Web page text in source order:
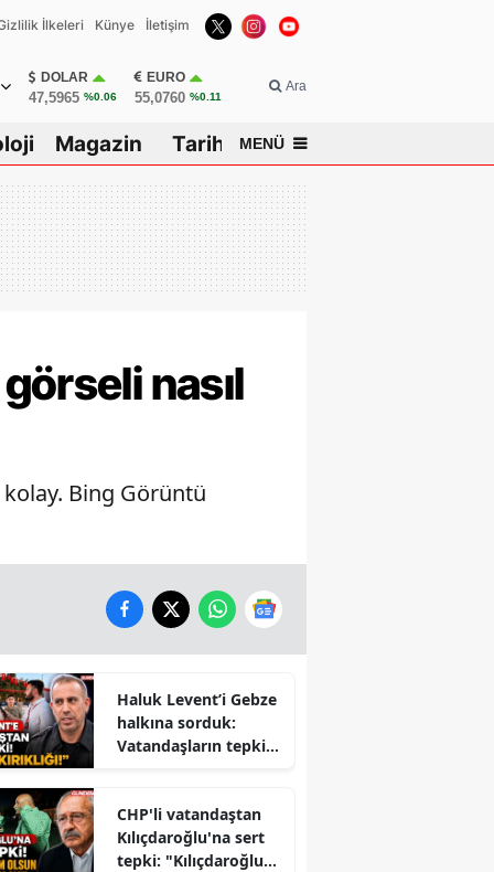
İlkeleri Künye İletişim
DOLAR
47,5965 %0.06
EURO
55,0760 %0.11
Ara
Magazin Tarih MENÜ
nasıl
Bing Görüntü
Haluk Levent’i Gebze
halkına sorduk:
Vatandaşların tepkisi
CHP'li vatandaştan
Kılıçdaroğlu'na sert
tepki: "Kılıçdaroğlu